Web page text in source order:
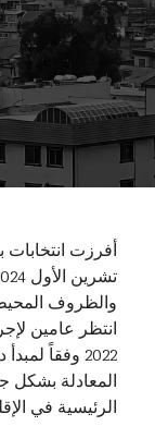
أفرزت
والظروف
انتظر عامين
2022 وفقاً
المعادلة بشكل
الرئيسية في